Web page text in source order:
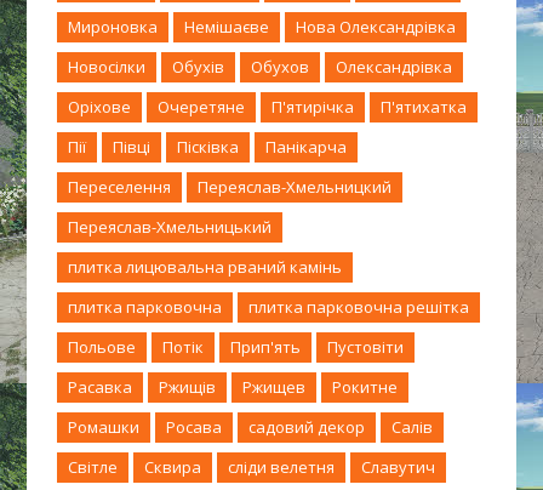
Мироновка
Немішаєве
Нова Олександрівка
Новосілки
Обухів Обухов
Олександрівка
Оріхове
Очеретяне П'ятирічка
П'ятихатка
Пії
Півці Пісківка
Панікарча
Переселення
Переяслав-Хмельницкий
Переяслав-Хмельницький
плитка лицювальна рваний камінь
плитка парковочна
плитка парковочна решітка
Польове
Потік Прип'ять
Пустовіти
Расавка
Ржищів Ржищев
Рокитне
Ромашки
Росава садовий декор
Салів
Світле
Сквира сліди велетня
Славутич